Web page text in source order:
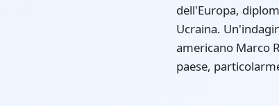
dell'Europa,
Ucraina.
americano Marco
paese,